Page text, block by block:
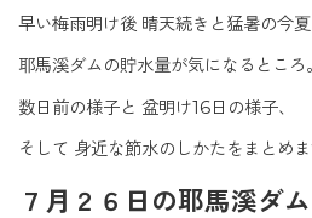
早い梅雨明け後 晴天続きと猛暑の今夏
耶馬溪ダムの貯水量が気になるところ。
数日前の様子と 盆明け16日の様子、
そして 身近な節水のしかたをまとめま
７月２６日の耶馬溪ダム